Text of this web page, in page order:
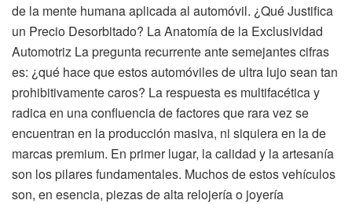
de la mente humana aplicada al automóvil. ¿Qué Justifica
un Precio Desorbitado? La Anatomía de la Exclusividad
Automotriz La pregunta recurrente ante semejantes cifras
es: ¿qué hace que estos automóviles de ultra lujo sean tan
prohibitivamente caros? La respuesta es multifacética y
radica en una confluencia de factores que rara vez se
encuentran en la producción masiva, ni siquiera en la de
marcas premium. En primer lugar, la calidad y la artesanía
son los pilares fundamentales. Muchos de estos vehículos
son, en esencia, piezas de alta relojería o joyería